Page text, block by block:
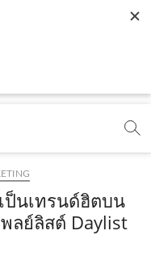
| CAMPAIGN |
ป็นเทรนด์ฮิตบน
ลย์ลิสต์ Daylist